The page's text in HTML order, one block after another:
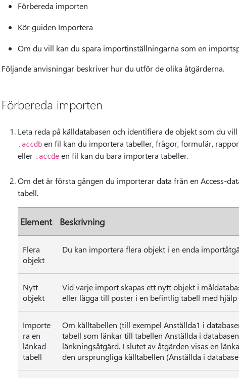
Förbereda importen
Kör guiden Importera
Om du vill kan du spara importinställningarna som en
Följande anvisningar beskriver hur du utför de olika åtgärderna.
Förbereda importen
Leta reda på källdatabasen och identifiera de objekt som du
.accdben fil kan du importera tabeller, frågor, formulär,
eller .accdeen fil kan du bara importera tabeller.
Om det är första gången du importerar data från en Access-
tabell.
Element Beskrivning
Flera
objekt
Du kan importera flera objekt i en enda
Nytt
objekt
Vid varje import skapas ett nytt objekt i
eller lägga till poster i en befintlig tabell med
Importe
ra en
länkad
tabell
Om källtabellen (till exempel Anställda1 i
tabell som länkar till tabellen Anställda i
länkningsåtgärd. I slutet av åtgärden visas en
den ursprungliga källtabellen (Anställda i